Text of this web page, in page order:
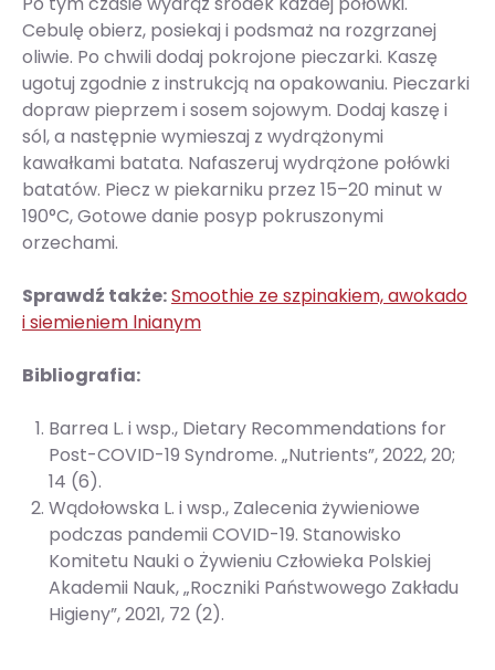
Cebulę obierz, posiekaj i podsmaż na rozgrzanej
oliwie. Po chwili dodaj pokrojone pieczarki. Kaszę
ugotuj zgodnie z instrukcją na opakowaniu. Pieczarki
dopraw pieprzem i sosem sojowym. Dodaj kaszę i
sól, a następnie wymieszaj z wydrążonymi
kawałkami batata. Nafaszeruj wydrążone połówki
batatów. Piecz w piekarniku przez 15–20 minut w
190°C, Gotowe danie posyp pokruszonymi
orzechami.
Sprawdź także:Smoothie ze szpinakiem, awokado
i siemieniem lnianym
Bibliografia:
Barrea L. i wsp., Dietary Recommendations for
Post-COVID-19 Syndrome. „Nutrients”, 2022, 20;
14 (6).
Wądołowska L. i wsp., Zalecenia żywieniowe
podczas pandemii COVID-19. Stanowisko
Komitetu Nauki o Żywieniu Człowieka Polskiej
Akademii Nauk, „Roczniki Państwowego Zakładu
Higieny”, 2021, 72 (2).